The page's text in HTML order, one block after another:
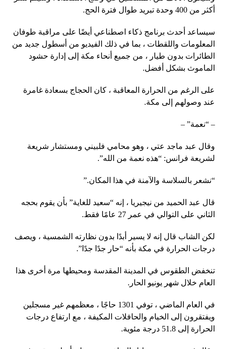
أكثر من 400 وحدة تبريد طوال فترة الحج.
سيساعد أحدث برنامج ذكاء اصطناعي أيضًا على مراقبة طوفان
المعلومات واللقطات ، بما في ذلك الفيديو من أسطول جديد من
الطائرات بدون طيار ، من جميع أنحاء مكة إلى إدارة حشود
الماموث بشكل أفضل.
على الرغم من الحرارة المعاقبة ، كان الحجاج بسعادة غامرة
عند وصولهم إلى مكة.
– “نعمة” –
وقال عبد ماجد عتي ، وهو محامي فلبيني ومستشار شريعة
لشريعة فرانس: “هذه نعمة من الله”.
“نشعر بالسلاسة والآمنة في هذا المكان.”
قال عبد الحميد من نيجيريا ، إنه “سعيد للغاية” بأن يقوم بحجه
الثاني على التوالي في عمر 27 عامًا فقط.
لكن الشاب قال إنه لا يسير أبدًا بدون نظارته الشمسية ، ويصف
درجات الحرارة في مكة بأنه “حار جدًا جدًا”.
تنخفض الطقوس في المدينة المقدسة ومحيطها مرة أخرى هذا
العام خلال شهر يونيو الحار.
في العام الماضي ، توفي 1301 حاجًا ، معظمهم غير مسجلين
ويفتقرون إلى الخيام والحافلات المكيفة ، مع ارتفاع درجات
الحرارة إلى 51.8 درجة مئوية.